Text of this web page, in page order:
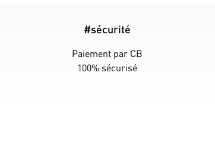
#sécurité
Paiement par CB
100% sécurisé